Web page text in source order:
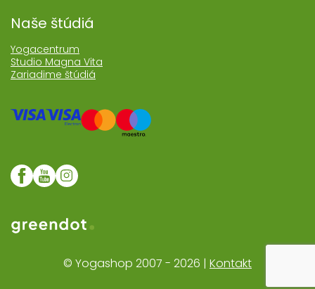
Naše štúdiá
Yogacentrum
Studio Magna Vita
Zariadime štúdiá
Web realizoval Greendot
© Yogashop 2007 - 2026 | Kontakt